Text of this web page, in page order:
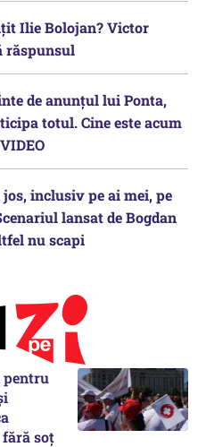
Ilie Bolojan? Victor
răspunsul
de anunțul lui Ponta,
totul. Cine este acum
jos, inclusiv pe ai mei, pe
lansat de Bogdan
nu scapi
pentru
fără soț